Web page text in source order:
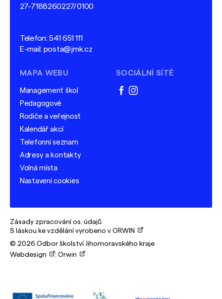
27-7188260227/0100
Telefon:541 651 111
E-mail: posta@jmk.cz
MAPA WEBU
Management škol
Pedagogové
Rodiče a veřejnost
Kalendář akcí
Telefonní seznam
Adresy a kontakty
Volná místa
Nastavení cookies
SOCIÁLNÍ SÍTĚ
facebook
instagram
Zásady zpracování os. údajů
S láskou ke vzdělání vyrobeno v ORWIN
© 2026 Odbor školství Jihomoravského kraje
Webdesign
: Orwin